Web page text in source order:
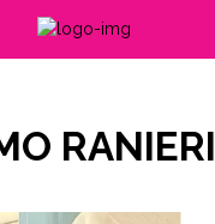
RANIERI